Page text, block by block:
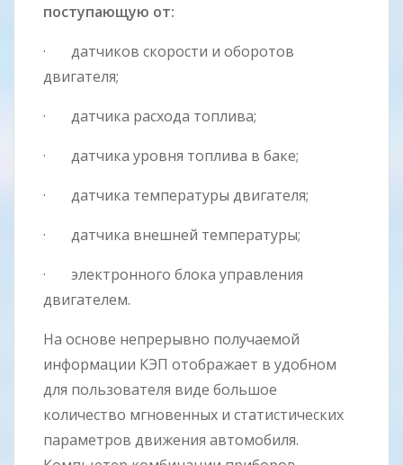
поступающую от:
· датчиков скорости и оборотов
двигателя;
· датчика расхода топлива;
· датчика уровня топлива в баке;
· датчика температуры двигателя;
· датчика внешней температуры;
· электронного блока управления
двигателем.
На основе непрерывно получаемой
информации КЭП отображает в удобном
для пользователя виде большое
количество мгновенных и статистических
параметров движения автомобиля.